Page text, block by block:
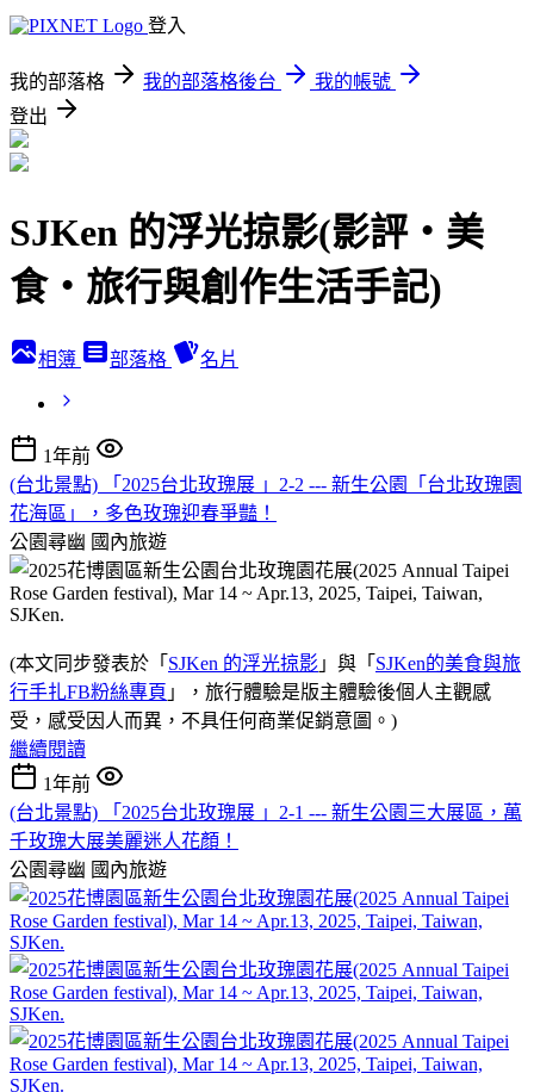
登入
我的部落格 我的部落格後台
我的帳號
登出
SJKen 的浮光掠影(影評‧美
食‧旅行與創作生活手記)
相簿 部落格 名片
1年前
(台北景點) 「2025台北玫瑰展 」2-2 --- 新生公園「台北玫瑰園
花海區」，多色玫瑰迎春爭豔！
公園尋幽 國內旅遊
(本文同步發表於「 SJKen 的浮光掠影 」與「 SJKen的美食與旅
行手扎FB粉絲專頁 」，旅行體驗是版主體驗後個人主觀感
受，感受因人而異，不具任何商業促銷意圖。)
繼續閱讀
1年前
(台北景點) 「2025台北玫瑰展 」2-1 --- 新生公園三大展區，萬
千玫瑰大展美麗迷人花顏！
公園尋幽 國內旅遊